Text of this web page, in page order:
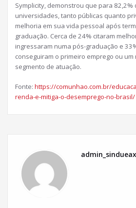
Symplicity, demonstrou que para 82,2%
universidades, tanto públicas quanto
melhoria em sua vida pessoal após
graduação. Cerca de 24% citaram
ingressaram numa pós-graduação e
conseguiram o primeiro emprego ou
segmento de atuação.
Fonte: https://comunhao.com.br/
renda-e-mitiga-o-desemprego-no-brasil/
admin_sindueax